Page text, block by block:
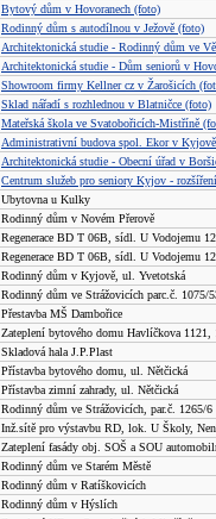
Bytový dům v Hovoranech (foto)
Rodinný dům s autodílnou v Ježově (foto)
Architektonická studie - Rodinný dům ve
Architektonická studie - Dům seniorů v
Showroom firmy Kellner cz v Žarošicích
Sklad nářadí s rozhlednou v Blatničce (foto)
Mateřská škola ve Svatobořicích-Mistříně
Administrativní budova spol. Ekor v
Architektonická studie - Obecní úřad v
Centrum služeb pro seniory Kyjov -
Ubytovna u Kulky
Rodinný dům v Novém Přerově
Regenerace BD T 06B, sídl. U Vodojemu
Regenerace BD T 06B, sídl. U Vodojemu
Rodinný dům v Kyjově, ul. Yvetotská
Rodinný dům ve Strážovicích parc.č. 1075/
Přestavba MŠ Dambořice
Zateplení bytového domu Havlíčkova
Skladová hala J.P.Plast
Přístavba bytového domu, ul. Nětčická
Přístavba zimní zahrady, ul. Nětčická
Rodinný dům ve Strážovicích, par.č. 1265/6
Inž.sítě pro výstavbu RD, lok. U Školy,
Zateplení fasády obj. SOŠ a SOU
Rodinný dům ve Starém Městě
Rodinný dům v Ratíškovicích
Rodinný dům v Hýslích